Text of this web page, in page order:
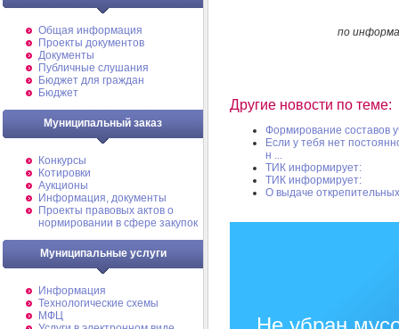
Общая информация
Проекты документов
Документы
Публичные слушания
Бюджет для граждан
Бюджет
Муниципальный заказ
Конкурсы
Котировки
Аукционы
Информация, документы
Проекты правовых актов о
нормировании в сфере закупок
Муниципальные услуги
Информация
Технологические схемы
МФЦ
по
Другие новости по теме:
Формирование составов
Если у тебя нет
н ...
ТИК информирует:
ТИК информирует:
О выдаче